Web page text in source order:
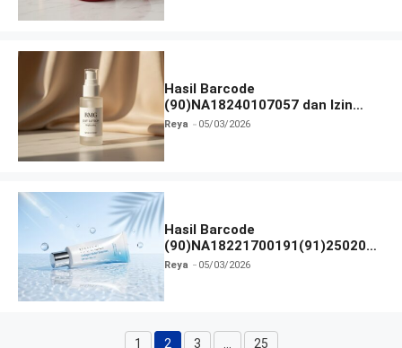
Hasil Barcode
(90)NA18240107057 dan Izin
BPOM
Reya 05/03/2026
Hasil Barcode
(90)NA18221700191(91)250209
dan Izin BPOM
Reya 05/03/2026
1 2 3 … 25